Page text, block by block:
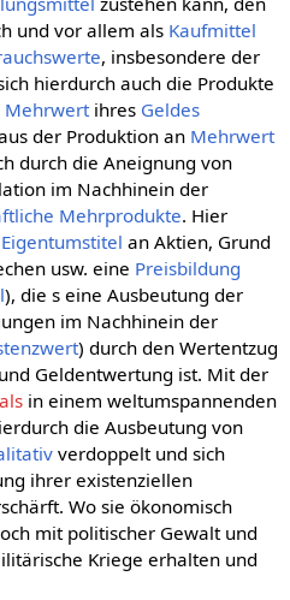
und vor allem als Kaufmittel
, insbesondere der
hierdurch auch die Produkte
Mehrwertihres Geldes
der Produktion an Mehrwert
durch die Aneignung von
im Nachhinein der
Mehrprodukte. Hier
Eigentumstitel an Aktien, Grund
usw. eine Preisbildung
), die s eine Ausbeutung der
im Nachhinein der
) durch den Wertentzug
Geldentwertung ist. Mit der
in einem weltumspannenden
die Ausbeutung von
verdoppelt und sich
ihrer existenziellen
Wo sie ökonomisch
mit politischer Gewalt und
Kriege erhalten und